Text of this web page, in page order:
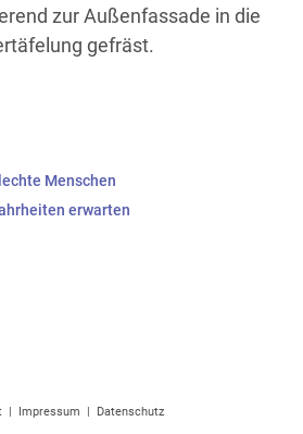
zur Außenfassade in die
gefräst.
Menschen
erwarten
Impressum Datenschutz